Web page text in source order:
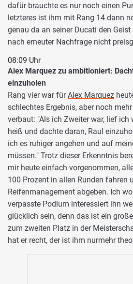
dafür brauchte es nur noch einen
letzteres ist ihm mit Rang 14 dann
genau da an seiner Ducati den
nach erneuter Nachfrage nicht
08:09 Uhr
Alex Marquez zu ambitioniert:
einzuholen
Rang vier war fürAlex Marquez
schlechtes Ergebnis, aber noch
verbaut: "Als ich Zweiter war, lief ich
heiß und dachte daran, Raul
ich es ruhiger angehen und auf
müssen." Trotz dieser Erkenntnis
mir heute einfach vorgenommen,
100 Prozent in allen Runden fahren
Reifenmanagement abgeben. Ich
verpasste Podium interessiert ihn
glücklich sein, denn das ist ein
zum zweiten Platz in der
hat er recht, der ist ihm nurmehr